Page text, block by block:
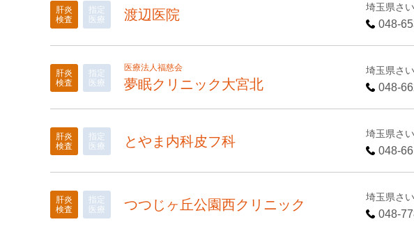
肝炎
検査
指定
医療
渡辺医院 埼玉県さ
048-
肝炎
検査
指定
医療
医療法人福慈会
夢眠クリニック大宮北
埼玉県さ
048-
肝炎
検査
指定
医療
とやま内科皮フ科 埼玉県さ
048-
肝炎
検査
指定
医療
つつじヶ丘公園西クリニック 埼玉県さ
048-